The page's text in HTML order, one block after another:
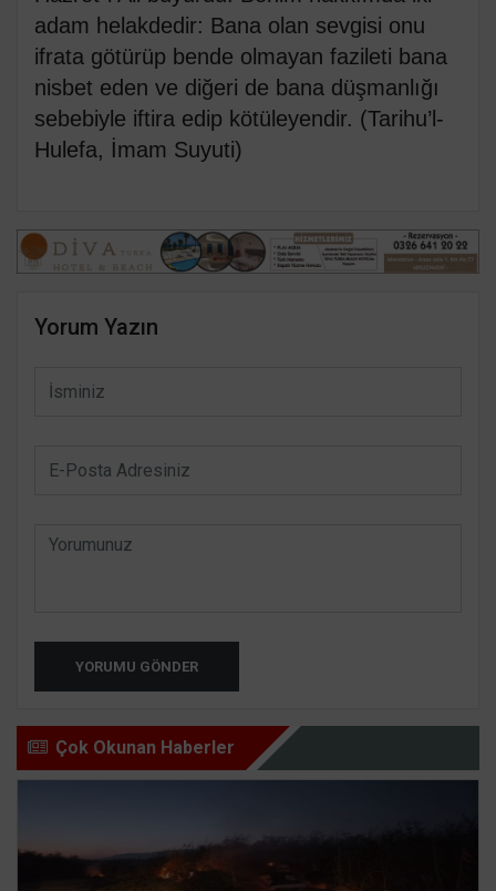
adam helakdedir: Bana olan sevgisi onu
ifrata götürüp bende olmayan fazileti bana
nisbet eden ve diğeri de bana düşmanlığı
sebebiyle iftira edip kötüleyendir. (Tarihu’l-
Hulefa, İmam Suyuti)
Yorum Yazın
YORUMU GÖNDER
Çok Okunan Haberler